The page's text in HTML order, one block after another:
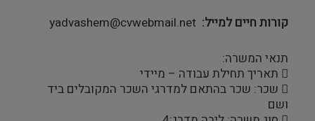
קורות חיים למייל yadvashem@cvwebmail.net
תנאי המשרה:
 תאריך תחילת עבודה – מיידי
 שכר: שכר בהתאם למדרגי השכר המקובלים ביד
ושם